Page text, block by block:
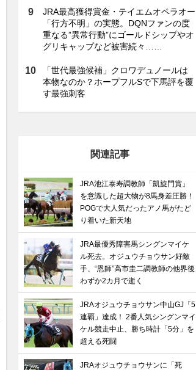
JRA最高獲得賞金・テイエムオペラオー
「行方不明」の実態。DQNファンの度
重なる”異常行動”にゴールドシップやオ
グリキャップなど被害続々……
「世代最強候補」クロワデュノールは
本物なのか？ホープフルSで下馬評を覆
す最強刺客
関連記事
JRA池江泰寿調教師「凱旋門賞」
を意識した超大物が8馬身差圧勝！
POGで大人気だったアノ馬がたど
り着いた新天地
JRA最優秀障害馬シングンマイケ
ル死去。オジュウチョウサン好敵
手、“恩師”高市圭二調教師の他界後
わずか2カ月で逝く
JRAオジュウチョウサン中山GJ「5
連覇」達成！ 2番人気シングンマイ
ケル競走中止、勝ち時計「5分」を
超える死闘
JRAオジュウチョウサンに「死